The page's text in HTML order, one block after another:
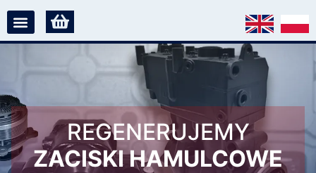
REGENERUJEMY
ZACISKI HAMULCOWE